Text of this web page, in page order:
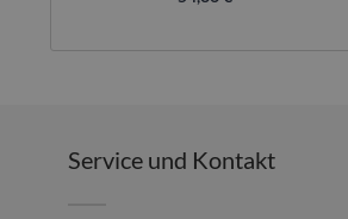
Service und Kontakt